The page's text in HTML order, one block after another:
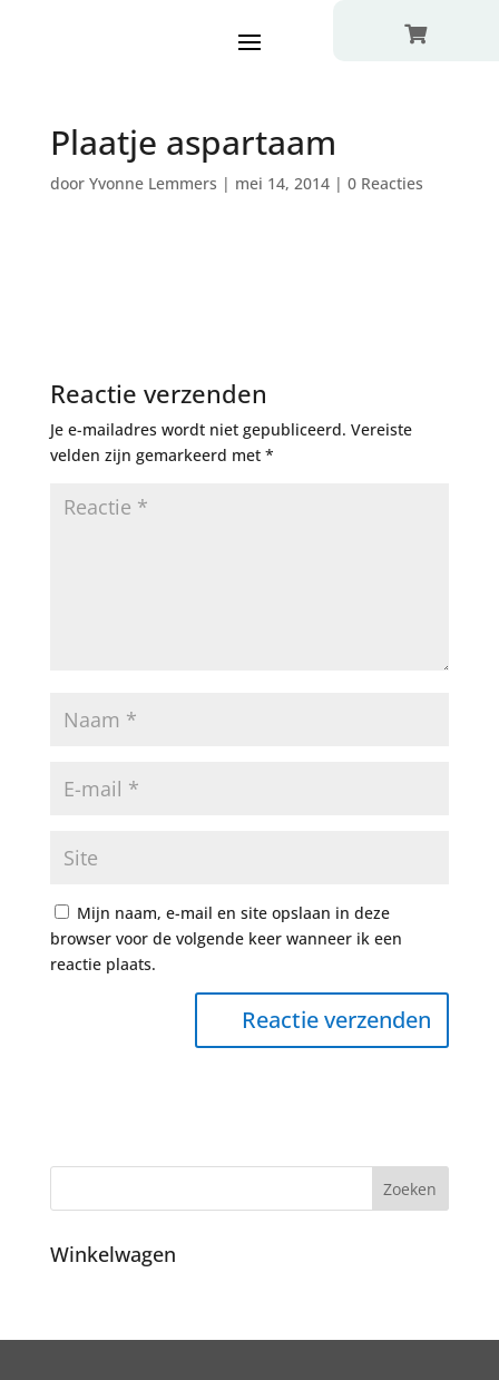

Plaatje aspartaam
door Yvonne Lemmers | mei 14, 2014| 0 Reacties
Reactie verzenden
Je e-mailadres wordt niet gepubliceerd. Vereiste
velden zijn gemarkeerd met *
Mijn naam, e-mail en site opslaan in deze
browser voor de volgende keer wanneer ik een
reactie plaats.
Winkelwagen